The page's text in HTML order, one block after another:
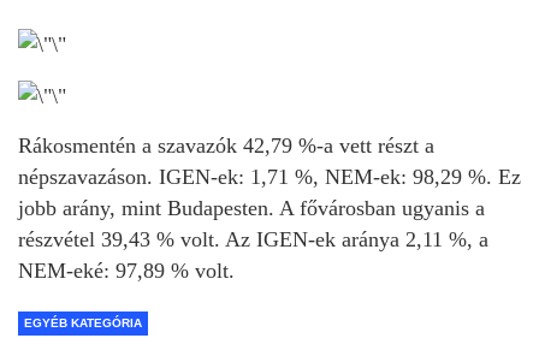
Rákosmentén a szavazók 42,79 %-a vett részt a
népszavazáson. IGEN-ek: 1,71 %, NEM-ek: 98,29 %. Ez
jobb arány, mint Budapesten. A fővárosban ugyanis a
részvétel 39,43 % volt. Az IGEN-ek aránya 2,11 %, a
NEM-eké: 97,89 % volt.
EGYÉB KATEGÓRIA